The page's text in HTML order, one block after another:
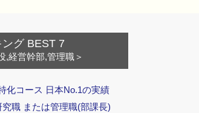
グ BEST 7
,経営幹部,管理職＞
化コース 日本No.1の実績
職 または管理職(部課長)